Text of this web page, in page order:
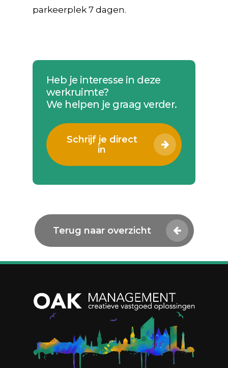
parkeerplek 7 dagen.
Heb je interesse in deze
werkruimte?
We helpen je graag verder.
Schrijf je direct
in
Terug naar overzicht